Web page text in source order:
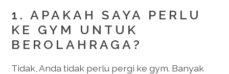
1. APAKAH SAYA PERLU
KE GYM UNTUK
BEROLAHRAGA?
Tidak, Anda tidak perlu pergi ke gym. Banyak